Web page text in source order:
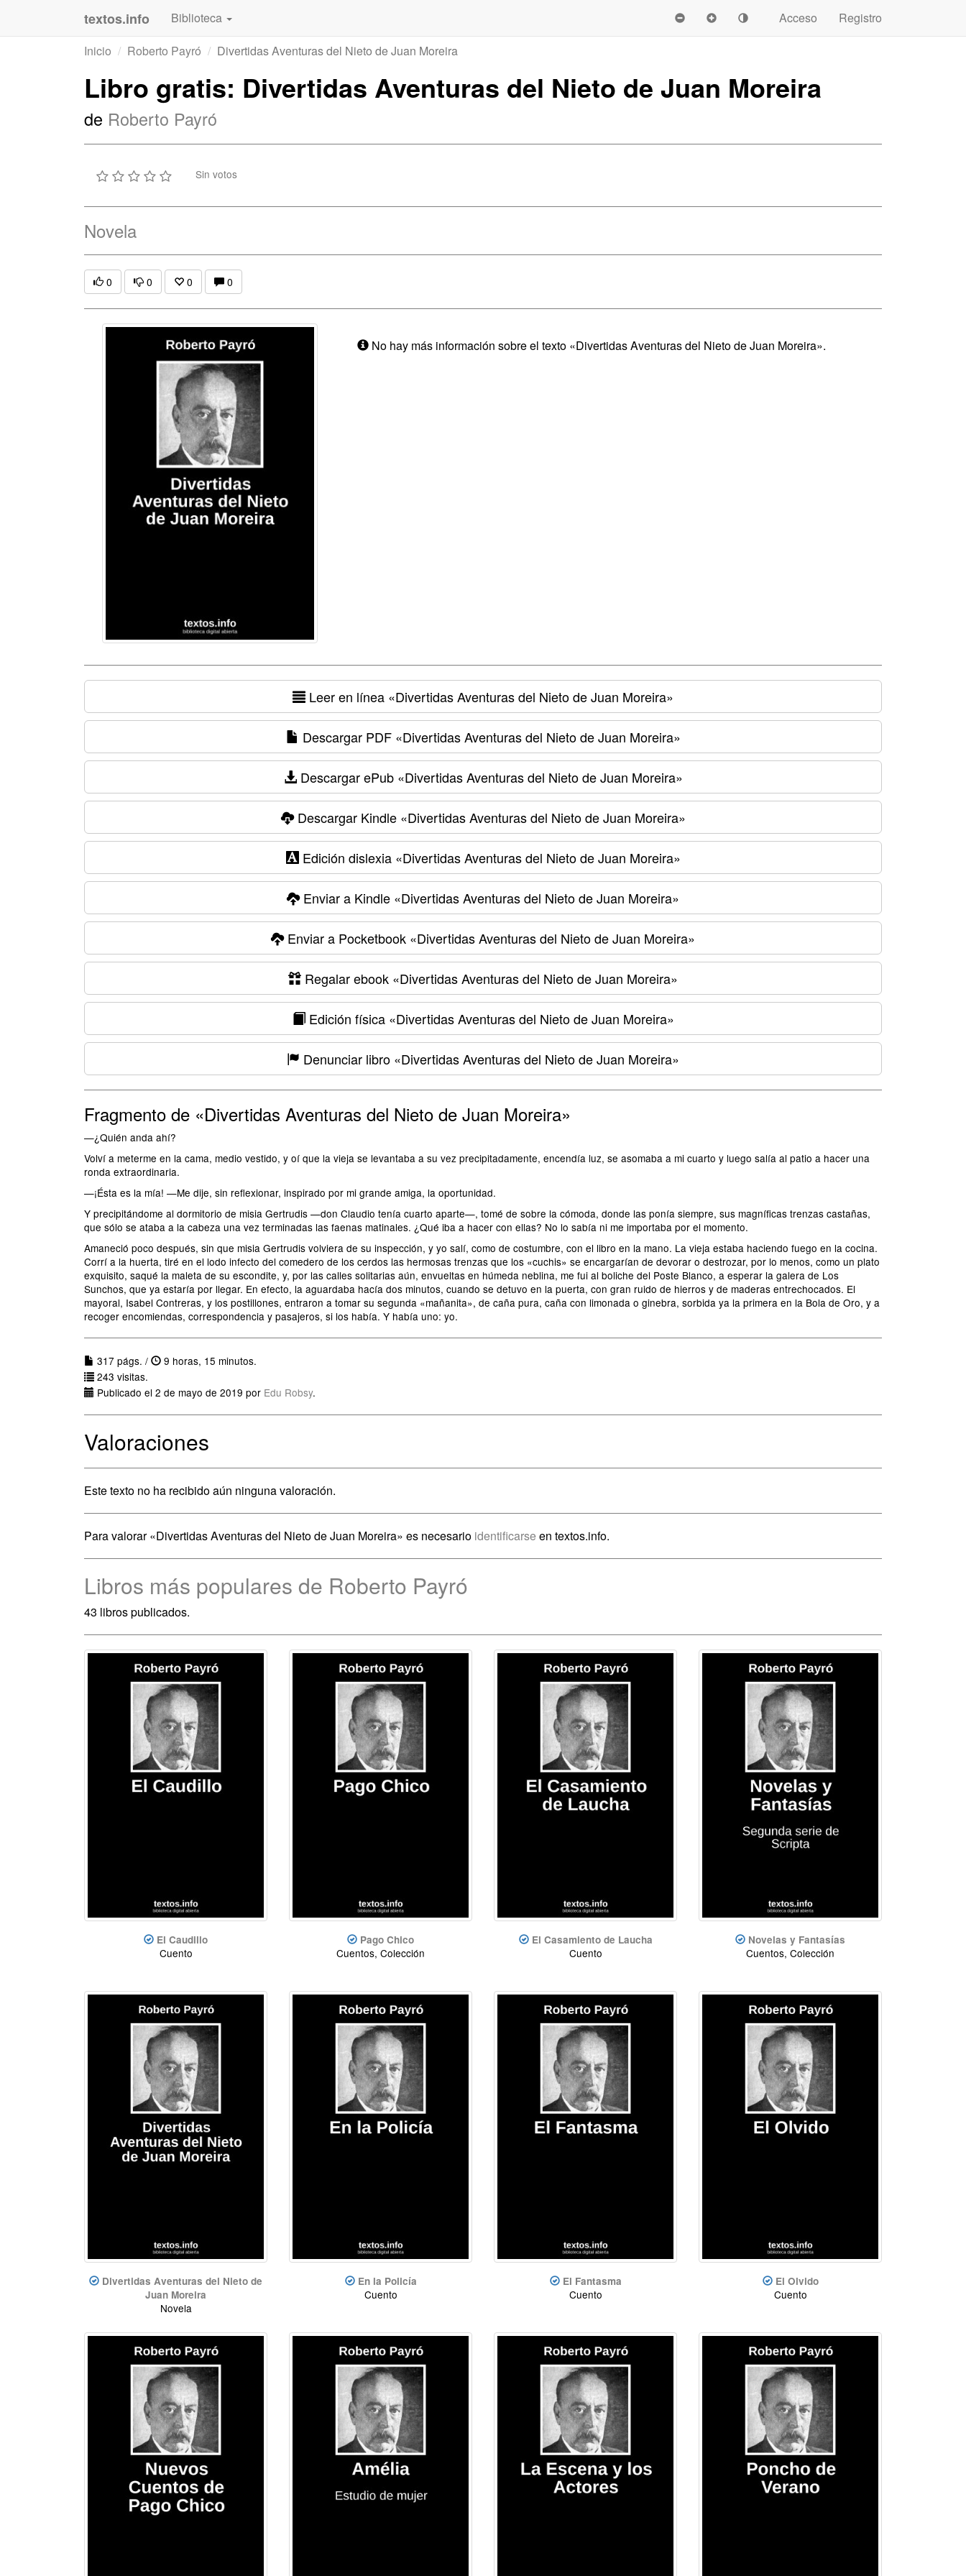
textos.info Biblioteca Acceso
Registro
Inicio
Roberto Payró Divertidas Aventuras del Nieto de Juan Moreira
Libro gratis: Divertidas Aventuras del Nieto de Juan Moreira
de Roberto Payró
Sin votos
Novela
0 0 0 0
No hay más información sobre el texto «Divertidas Aventuras del Nieto de Juan Moreira».
Leer en línea «Divertidas Aventuras del Nieto de Juan Moreira»
Descargar PDF«Divertidas Aventuras del Nieto de Juan Moreira»
Descargar ePub«Divertidas Aventuras del Nieto de Juan Moreira»
Descargar Kindle«Divertidas Aventuras del Nieto de Juan Moreira»
Edición dislexia«Divertidas Aventuras del Nieto de Juan Moreira»
Enviar a Kindle «Divertidas Aventuras del Nieto de Juan Moreira»
Enviar a Pocketbook «Divertidas Aventuras del Nieto de Juan Moreira»
Regalar ebook «Divertidas Aventuras del Nieto de Juan Moreira»
Edición física«Divertidas Aventuras del Nieto de Juan Moreira»
Denunciar libro «Divertidas Aventuras del Nieto de Juan Moreira»
Fragmento de «Divertidas Aventuras del Nieto de Juan Moreira»
—¿Quién anda ahí?
Volví a meterme en la cama, medio vestido, y oí que la vieja se levantaba a su vez precipitadamente, encendía luz, se asomaba a mi cuarto y luego salía al patio a hacer una
ronda extraordinaria.
—¡Ésta es la mía! —Me dije, sin reflexionar, inspirado por mi grande amiga, la oportunidad.
Y precipitándome al dormitorio de misia Gertrudis —don Claudio tenía cuarto aparte—, tomé de sobre la cómoda, donde las ponía siempre, sus magníficas trenzas castañas,
que sólo se ataba a la cabeza una vez terminadas las faenas matinales. ¿Qué iba a hacer con ellas? No lo sabía ni me importaba por el momento.
Amaneció poco después, sin que misia Gertrudis volviera de su inspección, y yo salí, como de costumbre, con el libro en la mano. La vieja estaba haciendo fuego en la cocina.
Corrí a la huerta, tiré en el lodo infecto del comedero de los cerdos las hermosas trenzas que los «cuchis» se encargarían de devorar o destrozar, por lo menos, como un plato
exquisito, saqué la maleta de su escondite, y, por las calles solitarias aún, envueltas en húmeda neblina, me fui al boliche del Poste Blanco, a esperar la galera de Los
Sunchos, que ya estaría por llegar. En efecto, la aguardaba hacía dos minutos, cuando se detuvo en la puerta, con gran ruido de hierros y de maderas entrechocados. El
mayoral, Isabel Contreras, y los postillones, entraron a tomar su segunda «mañanita», de caña pura, caña con limonada o ginebra, sorbida ya la primera en la Bola de Oro, y a
recoger encomiendas, correspondencia y pasajeros, si los había. Y había uno: yo.
317 págs. /
9 horas, 15 minutos.
243 visitas.
Publicado el 2 de mayo de 2019 por Edu Robsy.
Valoraciones
Este texto no ha recibido aún ninguna valoración.
Para valorar «Divertidas Aventuras del Nieto de Juan Moreira» es necesario identificarse en textos.info.
Libros más populares de Roberto Payró
43 libros publicados.
El Caudillo
Cuento
Pago Chico
Cuentos, Colección
El Casamiento de Laucha
Cuento
Novelas y Fantasías
Cuentos, Colección
Divertidas Aventuras del Nieto de
Juan Moreira
Novela
En la Policía
Cuento
El Fantasma
Cuento
El Olvido
Cuento